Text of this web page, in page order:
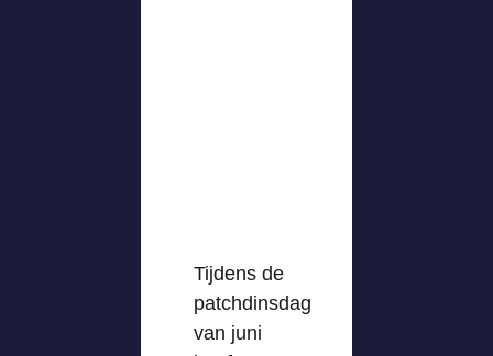
Tijdens de
patchdinsdag
van juni